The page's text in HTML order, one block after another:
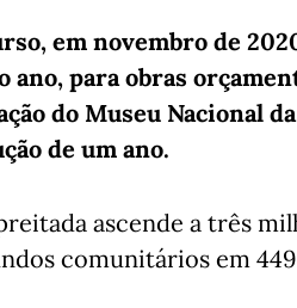
em novembro de
ano, para obras
do Museu Nacional
de um ano.
ascende a três
comunitários em